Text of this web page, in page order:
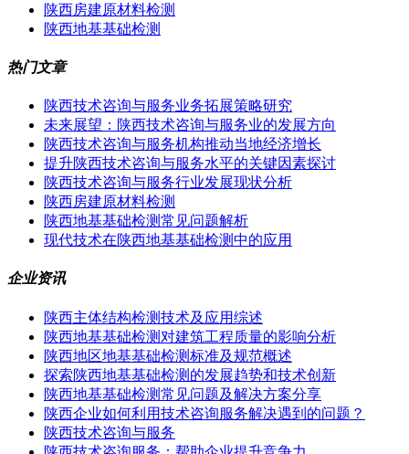
陕西房建原材料检测
陕西地基基础检测
热门文章
陕西技术咨询与服务业务拓展策略研究
未来展望：陕西技术咨询与服务业的发展方向
陕西技术咨询与服务机构推动当地经济增长
提升陕西技术咨询与服务水平的关键因素探讨
陕西技术咨询与服务行业发展现状分析
陕西房建原材料检测
陕西地基基础检测常见问题解析
现代技术在陕西地基基础检测中的应用
企业资讯
陕西主体结构检测技术及应用综述
陕西地基基础检测对建筑工程质量的影响分析
陕西地区地基基础检测标准及规范概述
探索陕西地基基础检测的发展趋势和技术创新
陕西地基基础检测常见问题及解决方案分享
陕西企业如何利用技术咨询服务解决遇到的问题？
陕西技术咨询与服务